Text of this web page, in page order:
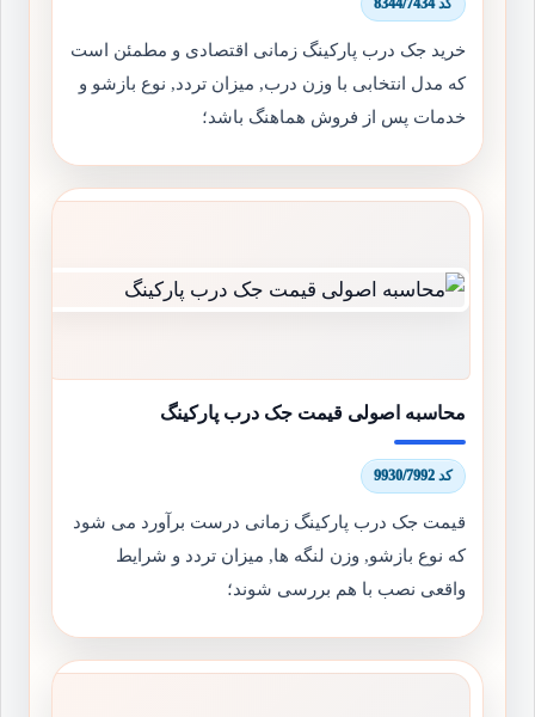
کد 8344/7434
خرید جک درب پارکینگ زمانی اقتصادی و مطمئن است
که مدل انتخابی با وزن درب, میزان تردد, نوع بازشو و
خدمات پس از فروش هماهنگ باشد؛
محاسبه اصولی قیمت جک درب پارکینگ
کد 9930/7992
قیمت جک درب پارکینگ زمانی درست برآورد می شود
که نوع بازشو, وزن لنگه ها, میزان تردد و شرایط
واقعی نصب با هم بررسی شوند؛